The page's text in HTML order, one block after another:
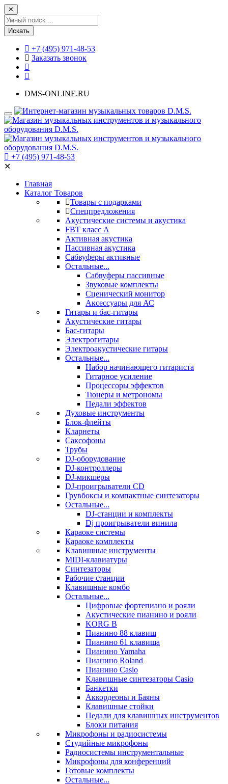
✕
Искать
+7 (495) 971-48-53
Заказать звонок
DMS-ONLINE.RU
+7 (495) 971-48-53
✕
Главная
Каталог Товаров
Товары с подарками
Спецпредложения
Акустические системы и акустика
FBT класс А
Активная акустика
Пассивная акустика
Сабвуферы активные
Остальные...
Сабвуферы пассивные
Звуковые комплекты
Сценический монитор
Аксессуары для АС
Гитары и бас-гитары
Акустические гитары
Бас-гитары
Электрогитары
Электроакустические гитары
Остальные...
Набор начинающего гитариста
Гитарное усиление
Процессоры эффектов
Тюнеры и метрономы
Педали эффектов
Духовые инструменты
Блок-флейты
Кларнеты
Саксофоны
Трубы
DJ-оборудование
DJ-контроллеры
DJ-микшеры
DJ-проигрыватели CD
Грувбоксы и компактные синтезаторы
Остальные...
DJ-станции и комплекты
Dj проигрыватели винила
Караоке системы
Караоке комплекты
Клавишные инструменты
MIDI-клавиатуры
Синтезаторы
Рабочие станции
Клавишные комбо
Остальные...
Цифровые фортепиано и рояли
Акустические пианино и рояли
KORG B
Пианино 88 клавиш
Пианино 61 клавиша
Пианино Yamaha
Пианино Roland
Пианино Casio
Клавишные синтезаторы Casio
Банкетки
Аккордеоны и Баяны
Клавишные стойки
Педали для клавишных инструментов
Блоки питания
Микрофоны и радиосистемы
Студийные микрофоны
Радиосистемы инструментальные
Микрофоны для конференций
Готовые комплекты
Остальные...